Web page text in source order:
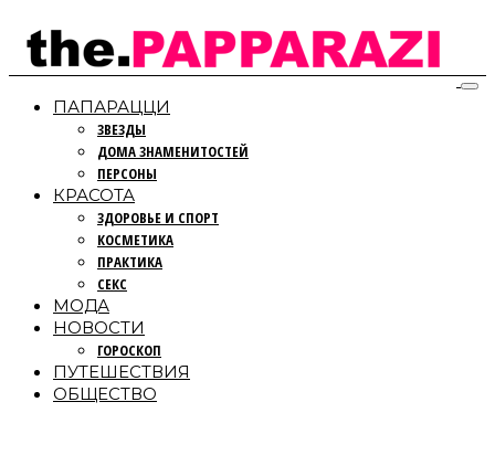
ПАПАРАЦЦИ
ЗВЕЗДЫ
ДОМА ЗНАМЕНИТОСТЕЙ
ПЕРСОНЫ
КРАСОТА
ЗДОРОВЬЕ И СПОРТ
КОСМЕТИКА
ПРАКТИКА
СЕКС
МОДА
НОВОСТИ
ГОРОСКОП
ПУТЕШЕСТВИЯ
ОБЩЕСТВО